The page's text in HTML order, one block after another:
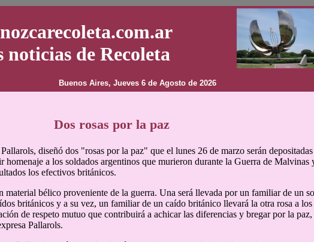
noticias de Recoleta
Buenos Aires, Jueves 6 de Agosto de 2026
Dos rosas por la paz
diseñó dos "rosas por la paz" que el lunes 26 de marzo serán
a los soldados argentinos que murieron durante la Guerra de Malvinas
los efectivos británicos.
material bélico proveniente de la guerra. Una será llevada por un familiar de un
británicos y a su vez, un familiar de un caído británico llevará la otra rosa a los
de respeto mutuo que contribuirá a achicar las diferencias y bregar por la
Pallarols.